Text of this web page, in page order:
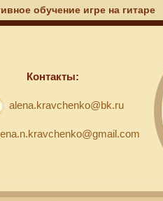
обучение игре на гитаре
Контакты:
alena.kravchenko@bk.ru